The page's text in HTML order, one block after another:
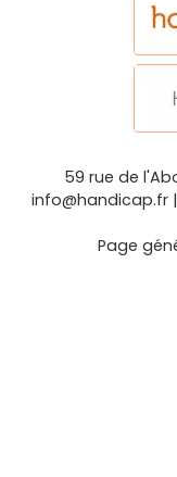
59 rue de
info@handicap.fr |
Page